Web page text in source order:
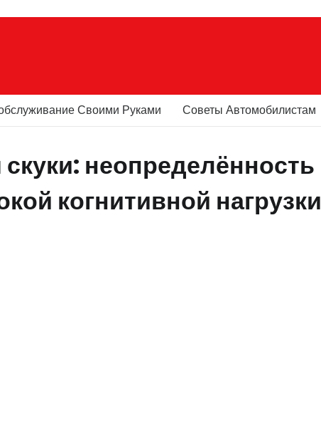
Своими Руками Советы Автомобилистам
неопределённость
когнитивной нагрузки